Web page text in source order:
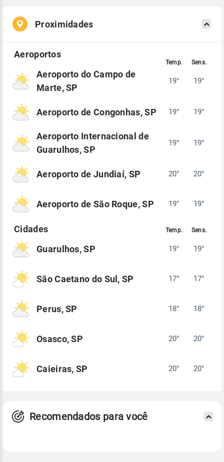
Proximidades
Aeroporto do Campo de
Marte, SP
19° 19°
Aeroporto de Congonhas, SP 19° 19°
Aeroporto Internacional de
Guarulhos, SP
19° 19°
Aeroporto de Jundiaí, SP 20° 20°
Aeroporto de São Roque, SP 19° 19°
Guarulhos, SP 19° 19°
São Caetano do Sul, SP 17° 17°
Perus, SP 18° 18°
Osasco, SP 20° 20°
Caieiras, SP 20° 20°
Recomendados para você